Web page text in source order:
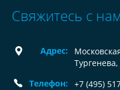
Свяжитесь с
Адрес:
Телефон:
+7 (495)